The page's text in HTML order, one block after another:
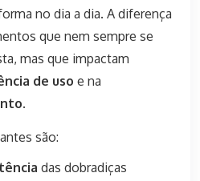
no dia a dia. A diferença
que nem sempre se
mas que impactam
de uso e na
.
são:
das dobradiças